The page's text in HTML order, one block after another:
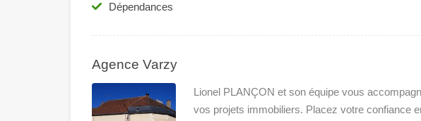
Dépendances
Agence Varzy
Lionel PLANÇON et son équipe vous
vos projets immobiliers. Placez votre confiance